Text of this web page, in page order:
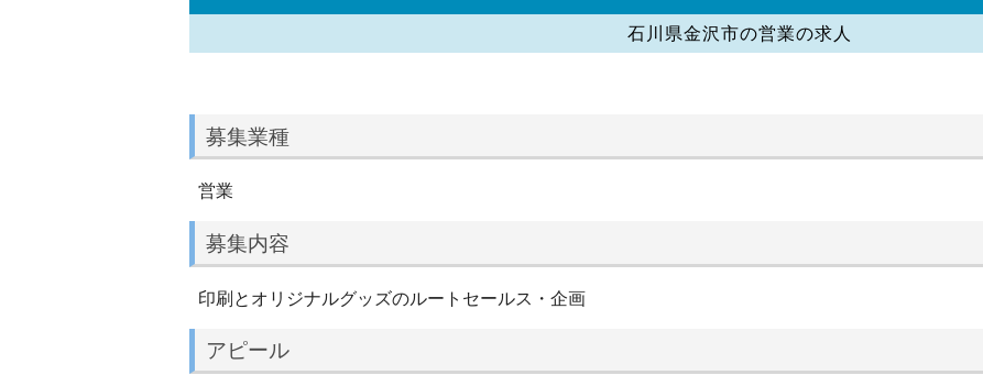
石川県金沢市の営業の求人
募集業種
営業
募集内容
印刷とオリジナルグッズのルートセールス・企画
アピール